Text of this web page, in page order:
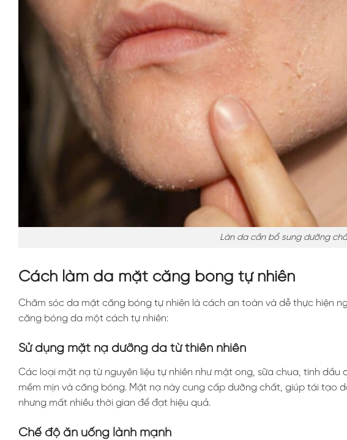
Làn da cần bổ sung dưỡng
Cách làm da mặt căng bóng tự nhiên
Chăm sóc da mặt căng bóng tự nhiên là cách an toàn và dễ thực hiện
căng bóng da một cách tự nhiên:
Sử dụng mặt nạ dưỡng da từ thiên nhiên
Các loại mặt nạ từ nguyên liệu tự nhiên như mật ong, sữa chua, tinh
mềm mịn và căng bóng. Mặt nạ này cung cấp dưỡng chất, giúp tái tạo
nhưng mất nhiều thời gian để đạt hiệu quả.
Chế độ ăn uống lành mạnh